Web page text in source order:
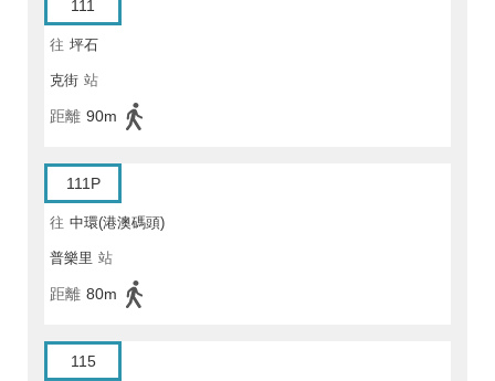
111
往 坪石
克街 站
距離 90m
111P
往 中環(港澳碼頭)
普樂里 站
距離 80m
115